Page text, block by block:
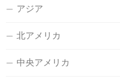
アジア
北アメリカ
中央アメリカ